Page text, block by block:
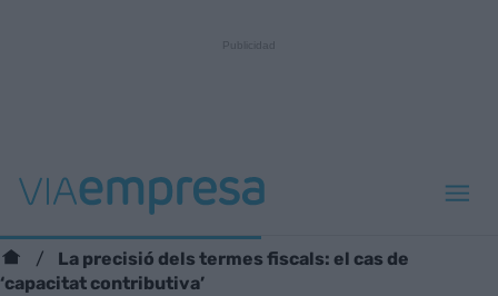
La precisió dels termes fiscals: el cas de
‘capacitat contributiva’